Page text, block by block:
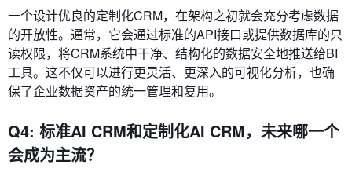
一个设计优良的定制化CRM，在架构之初就会充分考虑数据
的开放性。通常，它会通过标准的API接口或提供数据库的只
读权限，将CRM系统中干净、结构化的数据安全地推送给BI
工具。这不仅可以进行更灵活、更深入的可视化分析，也确
保了企业数据资产的统一管理和复用。
Q4: 标准AI CRM和定制化AI CRM，未来哪一个
会成为主流？